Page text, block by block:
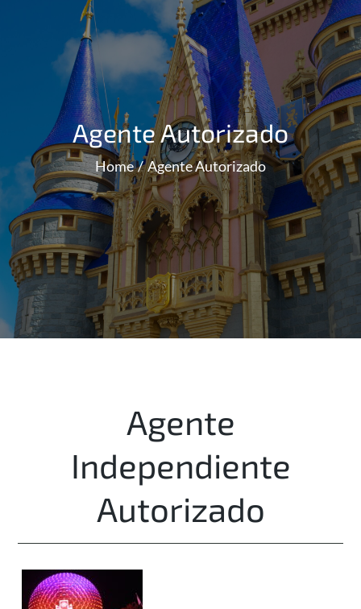
Agente Autorizado
Home Agente Autorizado
Agente
Independiente
Autorizado